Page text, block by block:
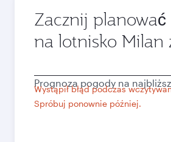
Zacznij
na lotnisko Milan
wylotu
Wystąpił błąd podczas
Spróbuj ponownie później.
Prognoza pogody na